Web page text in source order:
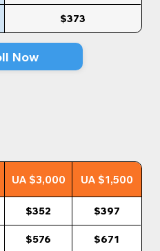
$373
Now
UA $3,000 UA $1,500
$352 $397
$576 $671